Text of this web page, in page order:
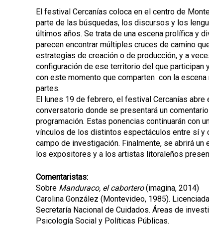
El festival Cercanías coloca en el centro de
parte de las búsquedas, los discursos y los
últimos años. Se trata de una escena prolífica y
parecen encontrar múltiples cruces de camino
estrategias de creación o de producción, y a
configuración de ese territorio del que
con este momento que comparten con la
partes.
El lunes 19 de febrero, el festival Cercanías
conversatorio donde se presentará un
programación. Estas ponencias continuarán con
vínculos de los distintos espectáculos entre sí y
campo de investigación. Finalmente, se abrirá
los expositores y a los artistas litoraleños
Comentaristas:
Sobre Manduraco, el cabortero(imagina, 2014)
Carolina González (Montevideo, 1985).
Secretaría Nacional de Cuidados. Áreas de
Psicología Social y Políticas Públicas.